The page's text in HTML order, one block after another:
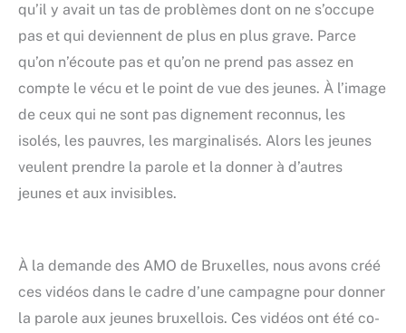
qu’il y avait un tas de problèmes dont on ne s’occupe
pas et qui deviennent de plus en plus grave. Parce
qu’on n’écoute pas et qu’on ne prend pas assez en
compte le vécu et le point de vue des jeunes. À l’image
de ceux qui ne sont pas dignement reconnus, les
isolés, les pauvres, les marginalisés. Alors les jeunes
veulent prendre la parole et la donner à d’autres
jeunes et aux invisibles.
À la demande des AMO de Bruxelles, nous avons créé
ces vidéos dans le cadre d’une campagne pour donner
la parole aux jeunes bruxellois. Ces vidéos ont été co-